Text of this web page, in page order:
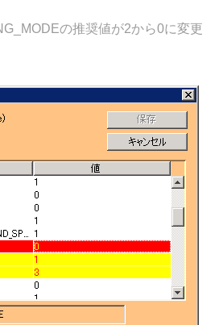
の推奨値が2から0に変更